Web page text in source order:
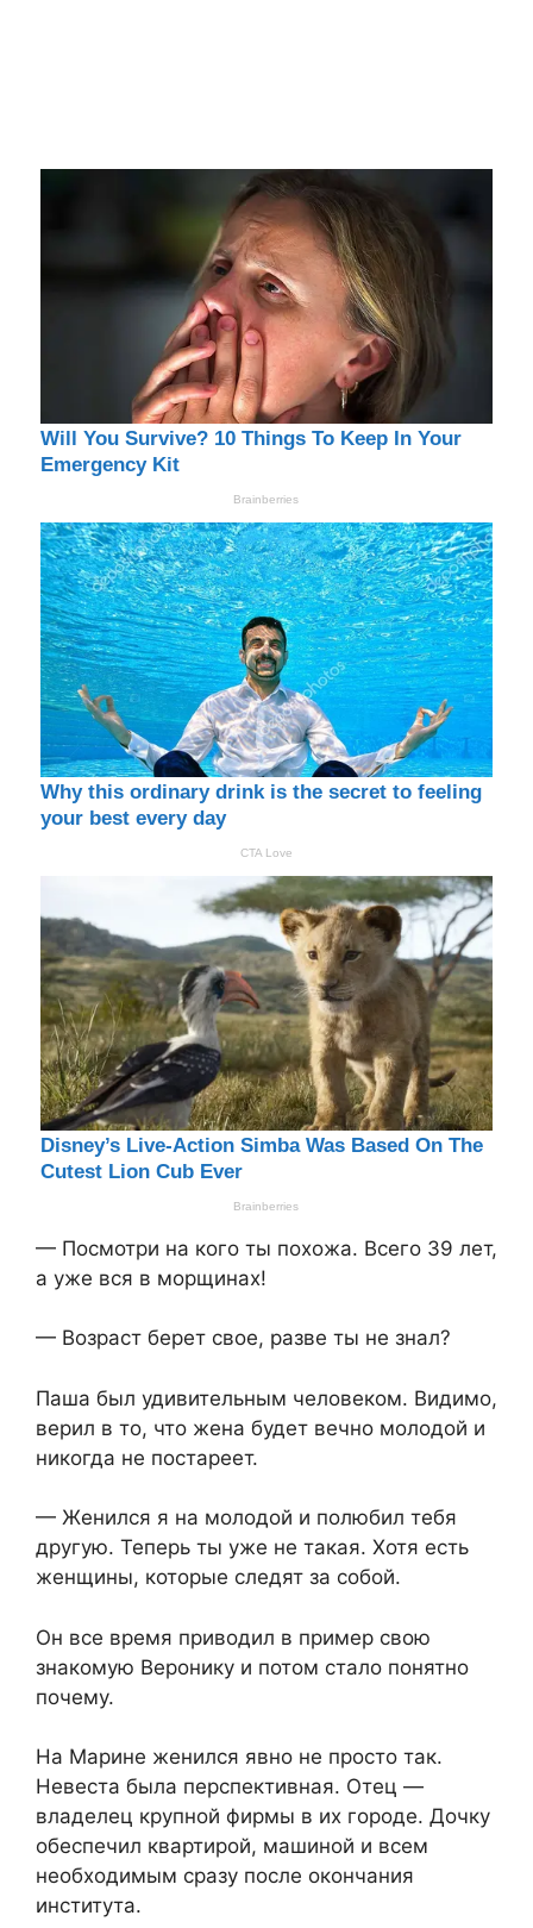
— Посмотри на кого ты похожа. Всего 39 лет,
а уже вся в морщинах!
— Возраст берет свое, разве ты не знал?
Паша был удивительным человеком. Видимо,
верил в то, что жена будет вечно молодой и
никогда не постареет.
— Женился я на молодой и полюбил тебя
другую. Теперь ты уже не такая. Хотя есть
женщины, которые следят за собой.
Он все время приводил в пример свою
знакомую Веронику и потом стало понятно
почему.
На Марине женился явно не просто так.
Невеста была перспективная. Отец —
владелец крупной фирмы в их городе. Дочку
обеспечил квартирой, машиной и всем
необходимым сразу после окончания
института.